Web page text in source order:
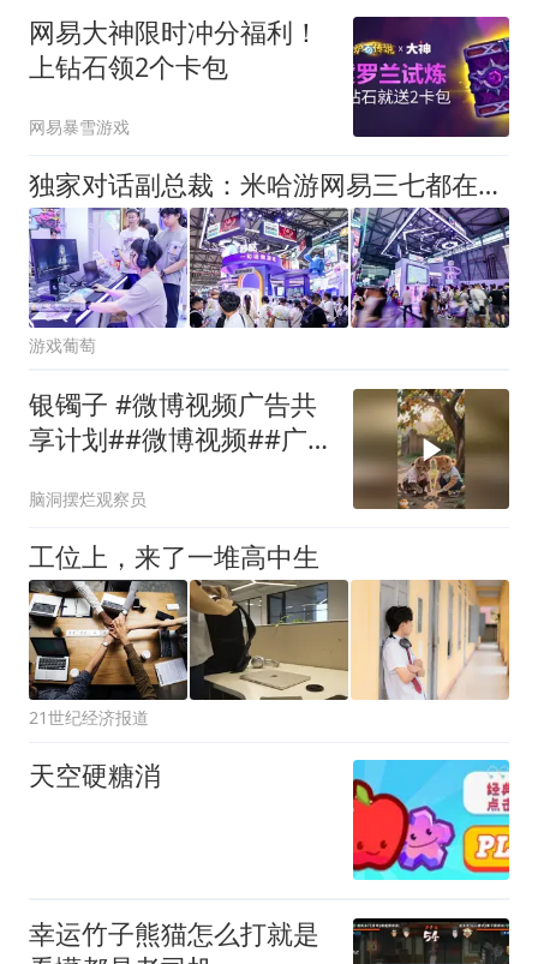
网易大神限时冲分福利！
上钻石领2个卡包
网易暴雪游戏
独家对话副总裁：米哈游网易三七都在用，游戏圈幕后AI大佬现身
游戏葡萄
银镯子 #微博视频广告共
享计划##微博视频##广
脑洞摆烂观察员
工位上，来了一堆高中生
21世纪经济报道
天空硬糖消
幸运竹子熊猫怎么打就是